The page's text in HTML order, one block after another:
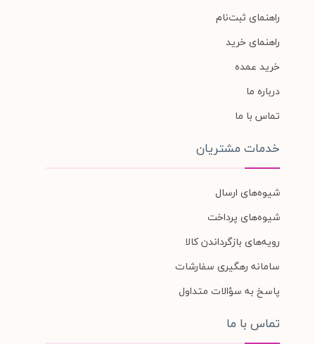
راهنمای ثبت‌نام
راهنمای خرید
خرید عمده
درباره ما
تماس با ما
خدمات مشتریان
شیوه‌های ارسال
شیوه‌های پرداخت
رویه‌های بازگرداندن کالا
سامانه رهگیری سفارشات
پاسخ به سؤالات متداول
تماس با ما